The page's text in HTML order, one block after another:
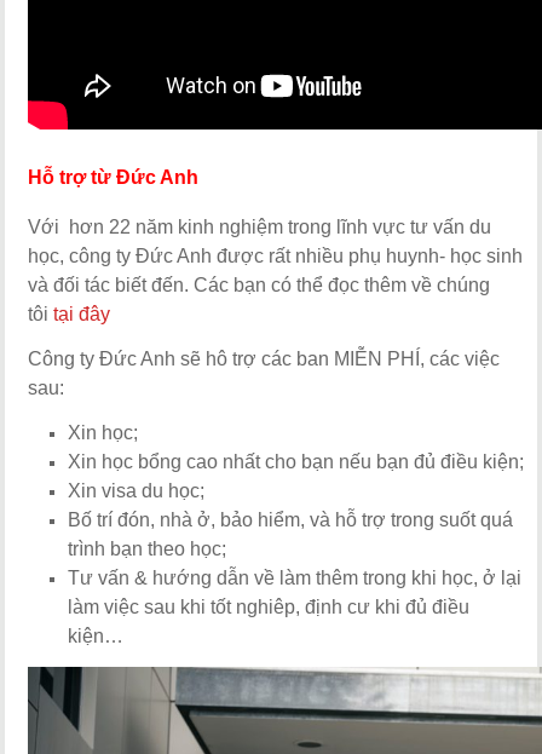
Hỗ trợ từ Đức Anh
Với hơn 22 năm kinh nghiệm trong lĩnh vực tư vấn du
học, công ty Đức Anh được rất nhiều phụ huynh- học sinh
và đối tác biết đến. Các bạn có thể đọc thêm về chúng
tôitại đây
Công ty Đức Anh sẽ hô trợ các ban MIỄN PHÍ, các việc
sau:
Xin học;
Xin học bổng cao nhất cho bạn nếu bạn đủ điều kiện;
Xin visa du học;
Bố trí đón, nhà ở, bảo hiểm, và hỗ trợ trong suốt quá
trình bạn theo học;
Tư vấn & hướng dẫn về làm thêm trong khi học, ở lại
làm việc sau khi tốt nghiêp, định cư khi đủ điều
kiện…